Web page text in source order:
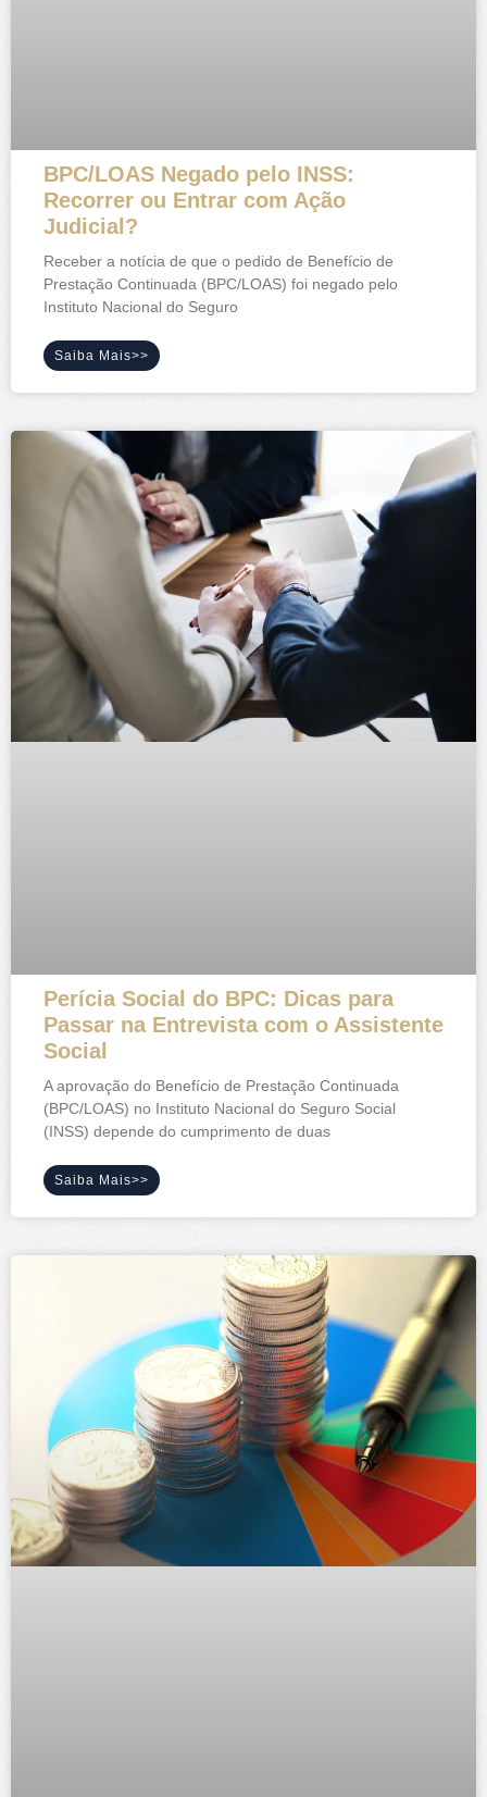
BPC/LOAS Negado pelo INSS:
Recorrer ou Entrar com Ação
Judicial?
Receber a notícia de que o pedido de Benefício de
Prestação Continuada (BPC/LOAS) foi negado pelo
Instituto Nacional do Seguro
Saiba Mais>>
Perícia Social do BPC: Dicas para
Passar na Entrevista com o Assistente
Social
A aprovação do Benefício de Prestação Continuada
(BPC/LOAS) no Instituto Nacional do Seguro Social
(INSS) depende do cumprimento de duas
Saiba Mais>>